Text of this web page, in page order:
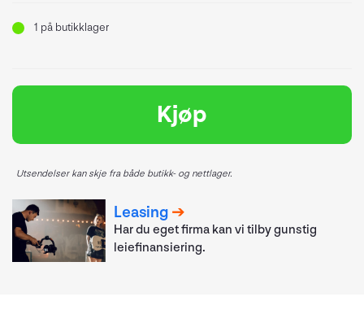
1 på butikklager
Kjøp
Utsendelser kan skje fra både butikk- og nettlager.
Leasing
Har du eget firma kan vi tilby gunstig
leiefinansiering.